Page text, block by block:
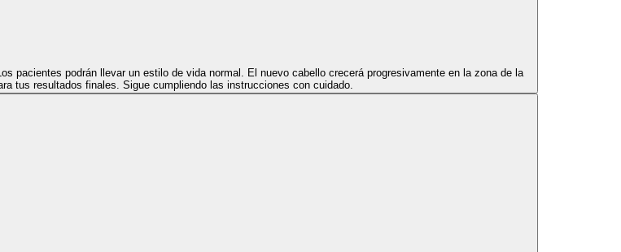
pacientes podrán llevar un estilo de vida normal. El nuevo cabello crecerá progresivamente en la zona de la
tus resultados finales. Sigue cumpliendo las instrucciones con cuidado.